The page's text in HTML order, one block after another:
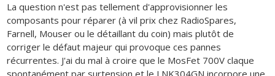
La question n'est pas tellement d'approvisionner les
composants pour réparer (à vil prix chez RadioSpares,
Farnell, Mouser ou le détaillant du coin) mais plutôt de
corriger le défaut majeur qui provoque ces pannes
récurrentes. J'ai du mal à croire que le MosFet 700V claque